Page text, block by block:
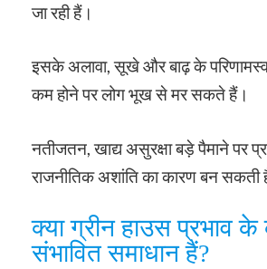
जा रही हैं।
इसके अलावा, सूखे और बाढ़ के
कम होने पर लोग भूख से मर सकते हैं।
नतीजतन, खाद्य असुरक्षा बड़े पैमाने पर
राजनीतिक अशांति का कारण बन सकती
क्या ग्रीन हाउस प्रभाव के
संभावित समाधान हैं?